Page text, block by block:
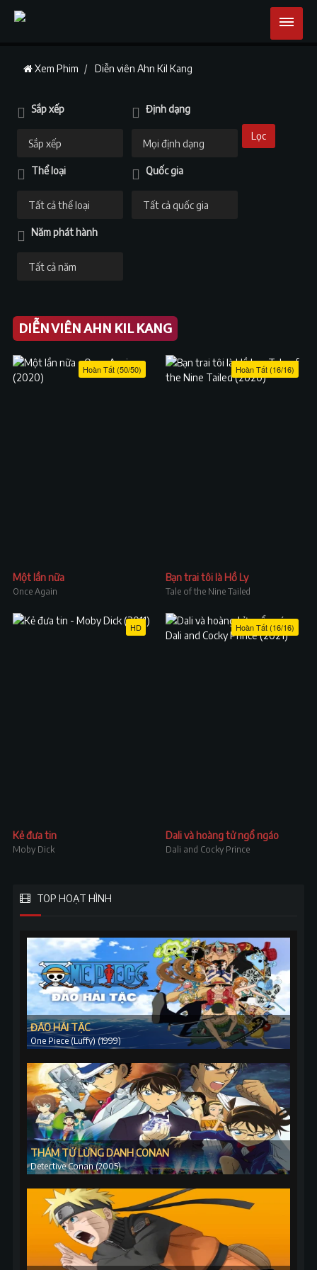
Xem Phim Diễn viên Ahn Kil Kang
Sắp xếp Định dạng
Thể loại Quốc gia
Năm phát hành
Lọc
DIỄN VIÊN AHN KIL KANG
Hoàn Tất (50/50)
Một lần nữa
Once Again
Hoàn Tất (16/16)
Bạn trai tôi là Hồ Ly
Tale of the Nine Tailed
HD
Kẻ đưa tin
Moby Dick
Hoàn Tất (16/16)
Dali và hoàng tử ngổ ngáo
Dali and Cocky Prince
TOP HOẠT HÌNH
ĐẢO HẢI TẶC
One Piece (Luffy) (1999)
THÁM TỬ LỪNG DANH CONAN
Detective Conan (2005)